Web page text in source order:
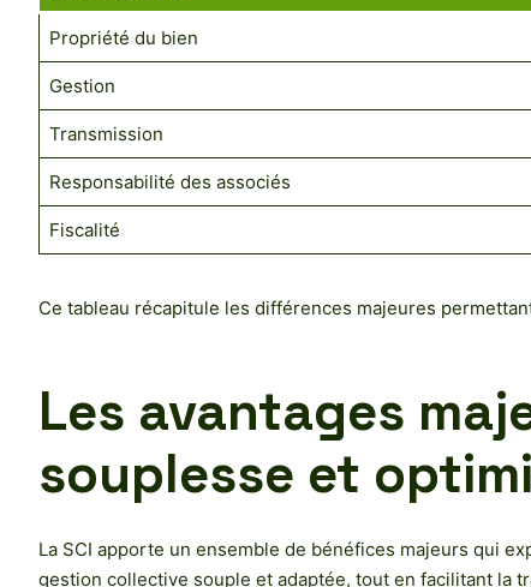
Propriété du bien
Gestion
Transmission
Responsabilité des associés
Fiscalité
Ce tableau récapitule les différences majeures
Les avantages
souplesse et
La SCI apporte un ensemble de bénéfices majeurs qui
gestion collective souple et adaptée, tout en facilitant la